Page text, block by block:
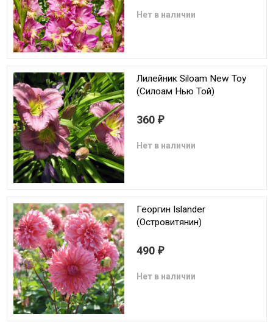
Нет в наличии
Лилейник Siloam New Toy
(Силоам Нью Той)
360 ₽
Нет в наличии
Георгин Islander
(Островитянин)
490 ₽
Нет в наличии